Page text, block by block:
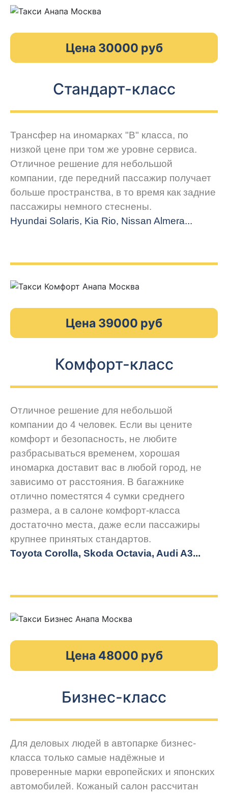
Цена 30000 руб
Стандарт-класс
Трансфер на иномарках "В" класса, по
низкой цене при том же уровне сервиса.
Отличное решение для небольшой
компании, где передний пассажир получает
больше пространства, в то время как задние
пассажиры немного стеснены.
Hyundai Solaris, Kia Rio, Nissan Almera...
Цена 39000 руб
Комфорт-класс
Отличное решение для небольшой
компании до 4 человек. Если вы цените
комфорт и безопасность, не любите
разбрасываться временем, хорошая
иномарка доставит вас в любой город, не
зависимо от расстояния. В багажнике
отлично поместятся 4 сумки среднего
размера, а в салоне комфорт-класса
достаточно места, даже если пассажиры
крупнее принятых стандартов.
Toyota Corolla, Skoda Octavia, Audi A3...
Цена 48000 руб
Бизнес-класс
Для деловых людей в автопарке бизнес-
класса только самые надёжные и
проверенные марки европейских и японских
автомобилей. Кожаный салон рассчитан